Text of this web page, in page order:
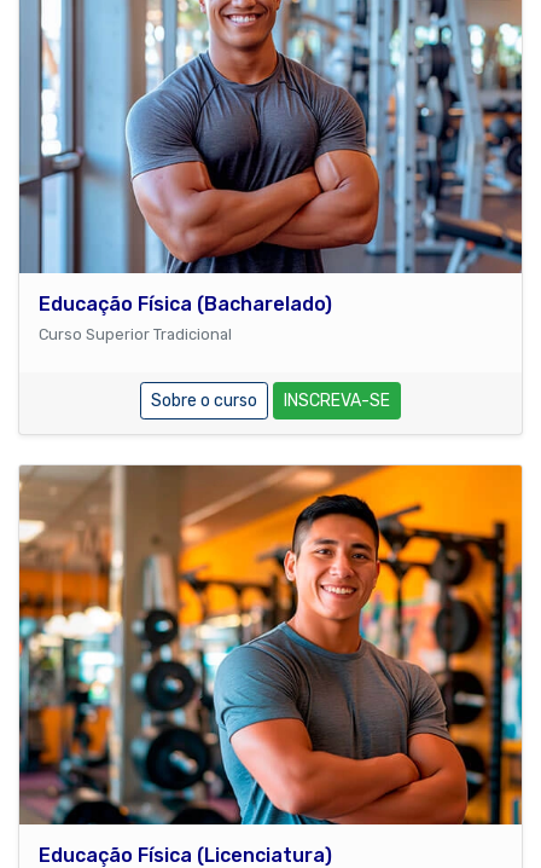
Educação Física (Bacharelado)
Curso Superior Tradicional
Sobre o curso INSCREVA-SE
Educação Física (Licenciatura)